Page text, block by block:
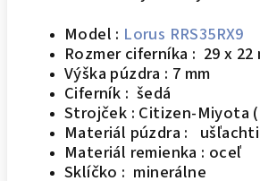
Model : Lorus RRS35RX9
Rozmer ciferníka : 29 x 22
Výška púzdra : 7 mm
Ciferník : šedá
Strojček : Citizen-Miyota
Materiál púzdra :
Materiál remienka : oceľ
Sklíčko : minerálne